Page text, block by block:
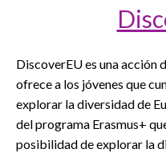
DiscoverEU es una acción
ofrece a los jóvenes que
explorar la diversidad de
del programa Erasmus+
posibilidad de explorar la